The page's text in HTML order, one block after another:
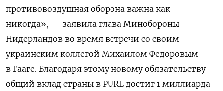
противовоздушная оборона важна как
никогда», — заявила глава Минобороны
Нидерландов во время встречи со своим
украинским коллегой Михаилом Федоровым
в Гааге. Благодаря этому новому обязательству
общий вклад страны в PURL достиг 1 миллиарда